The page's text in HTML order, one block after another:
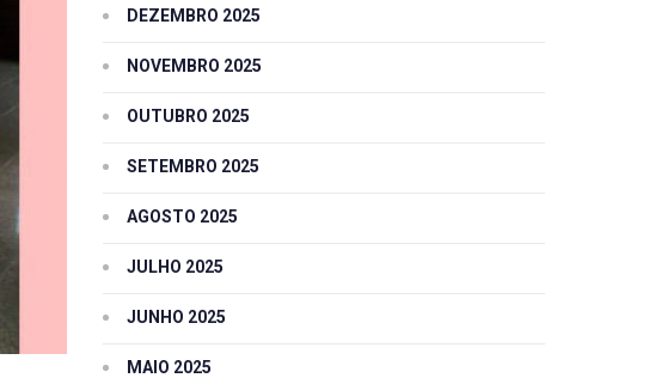
DEZEMBRO 2025
NOVEMBRO 2025
OUTUBRO 2025
SETEMBRO 2025
AGOSTO 2025
JULHO 2025
JUNHO 2025
MAIO 2025